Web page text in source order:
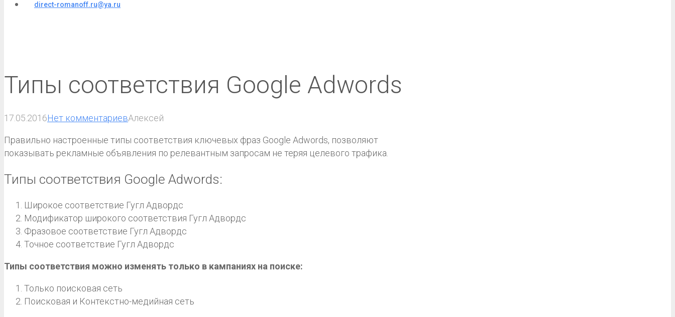
direct-romanoff.ru@ya.ru
Типы соответствия Google Adwords
17.05.2016Нет комментариевАлексей
Правильно настроенные типы соответствия ключевых фраз Google Adwords, позволяют
показывать рекламные объявления по релевантным запросам не теряя целевого трафика.
Типы соответствия Google Adwords:
Широкое соответствие Гугл Адвордс
Модификатор широкого соответствия Гугл Адвордс
Фразовое соответствие Гугл Адвордс
Точное соответствие Гугл Адвордс
Типы соответствия можно изменять только в кампаниях на поиске:
Только поисковая сеть
Поисковая и Контекстно-медийная сеть